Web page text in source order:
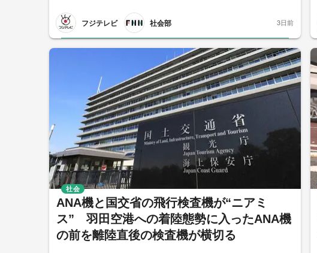
フジテレビ 社会部 3日前
ANA機と国交省の飛行検査機が“ニアミ
ス” 羽田空港への着陸態勢に入ったANA機
の前を離陸直後の検査機が横切る
社会